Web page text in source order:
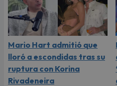
Mario Hart admitió que
lloró a escondidas tras su
ruptura con Korina
Rivadeneira